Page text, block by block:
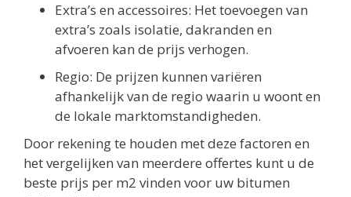
Extra’s en accessoires: Het toevoegen van
extra’s zoals isolatie, dakranden en
afvoeren kan de prijs verhogen.
Regio: De prijzen kunnen variëren
afhankelijk van de regio waarin u woont en
de lokale marktomstandigheden.
Door rekening te houden met deze factoren en
het vergelijken van meerdere offertes kunt u de
beste prijs per m2 vinden voor uw bitumen